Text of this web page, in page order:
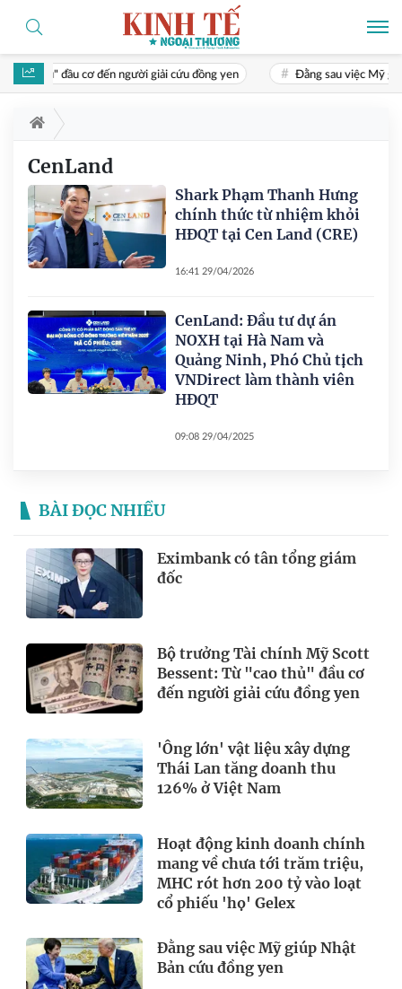
thủ" đầu cơ đến người giải cứu đồng yen Đằng sau việc Mỹ
CenLand
Shark Phạm Thanh Hưng
chính thức từ nhiệm khỏi
HĐQT tại Cen Land (CRE)
16:41 29/04/2026
CenLand: Đầu tư dự án
NOXH tại Hà Nam và
Quảng Ninh, Phó Chủ tịch
VNDirect làm thành viên
HĐQT
09:08 29/04/2025
BÀI ĐỌC NHIỀU
Eximbank có tân tổng giám
đốc
Bộ trưởng Tài chính Mỹ Scott
Bessent: Từ "cao thủ" đầu cơ
đến người giải cứu đồng yen
'Ông lớn' vật liệu xây dựng
Thái Lan tăng doanh thu
126% ở Việt Nam
Hoạt động kinh doanh chính
mang về chưa tới trăm triệu,
MHC rót hơn 200 tỷ vào loạt
cổ phiếu 'họ' Gelex
Đằng sau việc Mỹ giúp Nhật
Bản cứu đồng yen